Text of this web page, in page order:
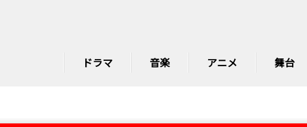
ドラマ 音楽 アニメ 舞台